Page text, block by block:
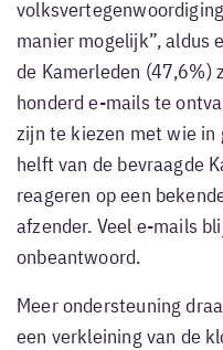
manier mogelijk”, aldus
de Kamerleden (47,6%)
honderd e-mails te
zijn te kiezen met wie in
helft van de bevraagde
reageren op een
afzender. Veel e-mails
onbeantwoord.
Meer ondersteuning
een verkleining van de